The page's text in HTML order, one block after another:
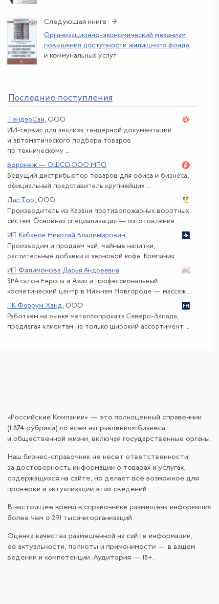
Следующая книга →
Организационно-экономический механизм
повышения доступности жилищного фонда
и коммунальных услуг
Последние поступления
ТендерСаи , ООО
ИИ-сервис для анализа тендерной документации
и автоматического подбора товаров
по техническому ...
Воронеж — ОШСО ООО МПО
Ведущий дистрибьютор товаров для офиса и бизнеса,
официальный представитель крупнейших ...
Дас Тор , ООО
Производитель из Казани противопожарных воротных
систем. Основная специализация — изготовление ...
ИП Кабанов Николай Владимирович
Производим и продаём чай, чайные напитки,
растительные добавки и зерновой кофе. Компания ...
ИП Филимонова Дарья Андреевна
SPA салон Европа и Азия и профессиональный
косметический центр в Нижнем Новгороде — массаж ...
ПК Феррум Ханд , ООО
Работаем на рынке металлопроката Северо-Запада,
предлагая клиентам не только широкий ассортимент ...
«Российские Компании» — это полноценный справочник
(1 874 рубрики) по всем направлениям бизнеса
и общественной жизни, включая государственные органы.
Наш бизнес-справочник не несёт ответственности
за достоверность информации о товарах и услугах,
содержащихся на сайте, но делает всё возможное для
проверки и актуализации этих сведений.
В настоящее время в справочнике размещена информация
более чем о 291 тысячи организаций.
Оценка качества размещённой на сайте информации,
её актуальности, полноты и применимости — в вашем
ведении и компетенции. Аудитория — 18+.